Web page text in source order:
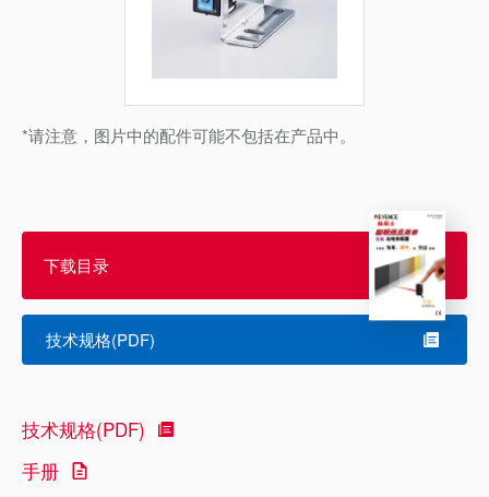
*请注意，图片中的配件可能不包括在产品中。
下载目录
技术规格(PDF)
技术规格(PDF)
手册